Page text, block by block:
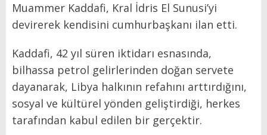
Muammer Kaddafi, Kral İdris El Sunusi’yi
devirerek kendisini cumhurbaşkanı ilan etti.
Kaddafi, 42 yıl süren iktidarı esnasında,
bilhassa petrol gelirlerinden doğan servete
dayanarak, Libya halkının refahını arttırdığını,
sosyal ve kültürel yönden geliştirdiği, herkes
tarafından kabul edilen bir gerçektir.